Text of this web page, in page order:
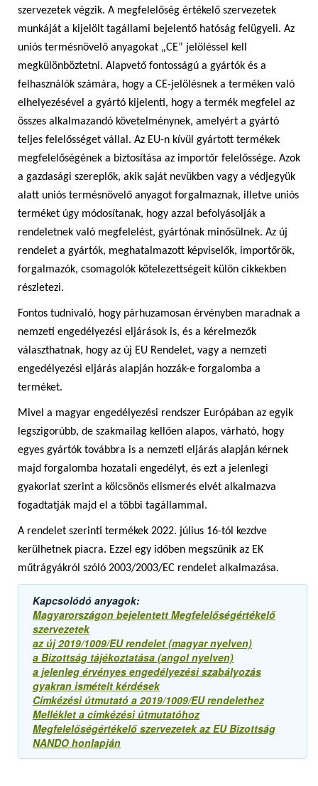
szervezetek végzik. A megfelelőség értékelő szervezetek
munkáját a kijelölt tagállami bejelentő hatóság felügyeli. Az
uniós termésnövelő anyagokat „CE” jelöléssel kell
megkülönböztetni. Alapvető fontosságú a gyártók és a
felhasználók számára, hogy a CE-jelölésnek a terméken való
elhelyezésével a gyártó kijelenti, hogy a termék megfelel az
összes alkalmazandó követelménynek, amelyért a gyártó
teljes felelősséget vállal. Az EU-n kívül gyártott termékek
megfelelőségének a biztosítása az importőr felelőssége. Azok
a gazdasági szereplők, akik saját nevükben vagy a védjegyük
alatt uniós termésnövelő anyagot forgalmaznak, illetve uniós
terméket úgy módosítanak, hogy azzal befolyásolják a
rendeletnek való megfelelést, gyártónak minősülnek. Az új
rendelet a gyártók, meghatalmazott képviselők, importőrök,
forgalmazók, csomagolók kötelezettségeit külön cikkekben
részletezi.
Fontos tudnivaló, hogy párhuzamosan érvényben maradnak a
nemzeti engedélyezési eljárások is, és a kérelmezők
választhatnak, hogy az új EU Rendelet, vagy a nemzeti
engedélyezési eljárás alapján hozzák-e forgalomba a
terméket.
Mivel a magyar engedélyezési rendszer Európában az egyik
legszigorúbb, de szakmailag kellően alapos, várható, hogy
egyes gyártók továbbra is a nemzeti eljárás alapján kérnek
majd forgalomba hozatali engedélyt, és ezt a jelenlegi
gyakorlat szerint a kölcsönös elismerés elvét alkalmazva
fogadtatják majd el a többi tagállammal.
A rendelet szerinti termékek 2022. július 16-tól kezdve
kerülhetnek piacra. Ezzel egy időben megszűnik az EK
műtrágyákról szóló 2003/2003/EC rendelet alkalmazása.
Kapcsolódó anyagok:
Magyarországon bejelentett Megfelelőségértékelő
szervezetek
az új 2019/1009/EU rendelet (magyar nyelven)
a Bizottság tájékoztatása (angol nyelven)
a jelenleg érvényes engedélyezési szabályozás
gyakran ismételt kérdések
Címkézési útmutató a 2019/1009/EU rendelethez
Melléklet a címkézési útmutatóhoz
Megfelelőségértékelő szervezetek az EU Bizottság
NANDO honlapján